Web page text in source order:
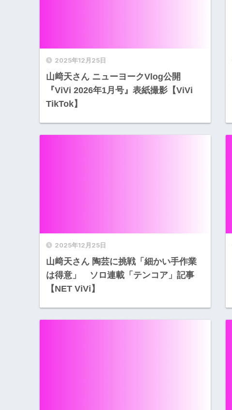
2025年12月25日
山﨑天さん ニューヨークVlog公開
『ViVi 2026年1月号』表紙撮影【ViVi
TikTok】
2025年12月25日
山﨑天さん 陶芸に挑戦「細かい手作業
は得意」 ソロ連載「テンコア」記事
【NET ViVi】